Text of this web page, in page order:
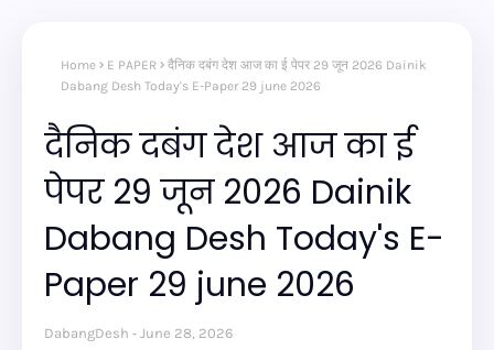
Home E PAPER
दैनिक दबंग देश आज का ई पेपर 29 जून 2026 Dainik
Dabang Desh Today's E-Paper 29 june 2026
दैनिक दबंग देश आज का ई
पेपर 29 जून 2026 Dainik
Dabang Desh Today's E-
Paper 29 june 2026
DabangDesh June 28, 2026